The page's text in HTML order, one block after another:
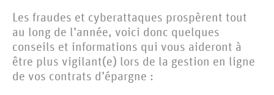
Les fraudes et cyberattaques prospèrent tout
au long de l’année, voici donc quelques
conseils et informations qui vous aideront à
être plus vigilant(e) lors de la gestion en ligne
de vos contrats d’épargne :